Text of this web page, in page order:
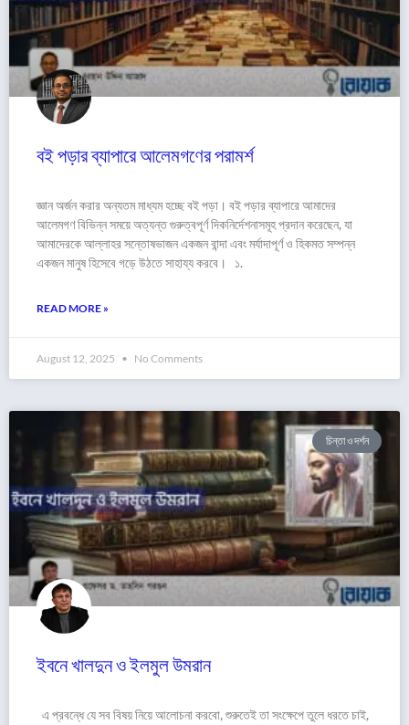
বই পড়ার ব্যাপারে আলেমগণের পরামর্শ
জ্ঞান অর্জন করার অন্যতম মাধ্যম হচ্ছে বই পড়া। বই পড়ার ব্যাপারে আমাদের
আলেমগণ বিভিন্ন সময়ে অত্যন্ত গুরুত্বপূর্ণ দিকনির্দেশনাসমূহ প্রদান করেছেন, যা
আমাদেরকে আল্লাহর সন্তোষভাজন একজন বান্দা এবং মর্যাদাপূর্ণ ও হিকমত সম্পন্ন
একজন মানুষ হিসেবে গড়ে উঠতে সাহায্য করবে। ১.
READ MORE »
August 12, 2025 No Comments
চিন্তা ও দর্শন
ইবনে খালদুন ও ইলমুল উমরান
এ প্রবন্ধে যে সব বিষয় নিয়ে আলোচনা করবো, শুরুতেই তা সংক্ষেপে তুলে ধরতে চাই,